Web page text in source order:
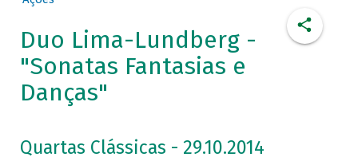
Duo Lima-Lundberg -
"Sonatas Fantasias e
Danças"
Quartas Clássicas - 29.10.2014